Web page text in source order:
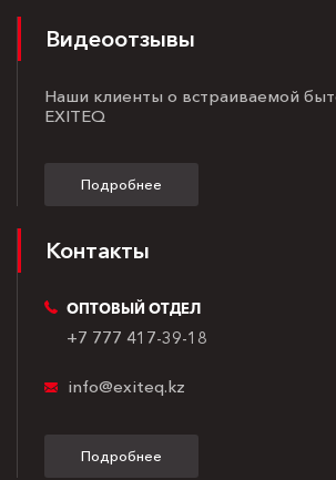
Видеоотзывы
Наши клиенты о встраиваемой
EXITEQ
Подробнее
Контакты
ОПТОВЫЙ ОТДЕЛ
+7 777 417-39-18
info@exiteq.kz
Подробнее